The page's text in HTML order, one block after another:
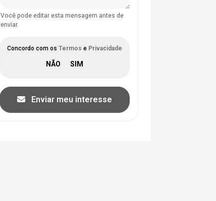
Você pode editar esta mensagem antes de
enviar.
Concordo com os Termos e Privacidade
Enviar meu interesse